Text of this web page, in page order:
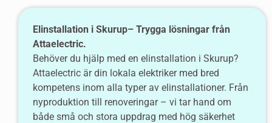
Elinstallation i Skurup– Trygga lösningar från
Attaelectric.
Behöver du hjälp med en elinstallation i Skurup?
Attaelectric är din lokala elektriker med bred
kompetens inom alla typer av elinstallationer. Från
nyproduktion till renoveringar – vi tar hand om
både små och stora uppdrag med hög säkerhet